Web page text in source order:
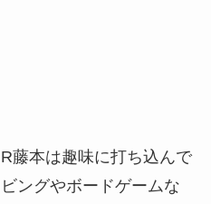
藤本は趣味に打ち込んで
ングやボードゲームな